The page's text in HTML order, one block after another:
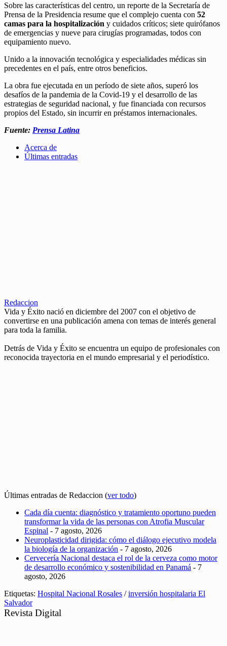
Sobre las características del centro, un reporte de la Secretaría de
Prensa de la Presidencia resume que el complejo cuenta con 52
camas para la hospitalización y cuidados críticos; siete quirófanos
de emergencias y nueve para cirugías programadas, todos con
equipamiento nuevo.
Unido a la innovación tecnológica y especialidades médicas sin
precedentes en el país, entre otros beneficios.
La obra fue ejecutada en un período de siete años, superó los
desafíos de la pandemia de la Covid-19 y el desarrollo de las
estrategias de seguridad nacional, y fue financiada con recursos
propios del Estado, sin incurrir en préstamos internacionales.
Fuente: Prensa Latina
Acerca de
Últimas entradas
Redaccion
Vida y Éxito nació en diciembre del 2007 con el objetivo de
convertirse en una publicación amena con temas de interés general
para toda la familia.
Detrás de Vida y Éxito se encuentra un equipo de profesionales con
reconocida trayectoria en el mundo empresarial y el periodístico.
Últimas entradas de Redaccion (ver todo)
Cada día cuenta: diagnóstico y tratamiento oportuno pueden
transformar la vida de las personas con Atrofia Muscular
Espinal - 7 agosto, 2026
Neuroplasticidad dirigida: cómo el diálogo ejecutivo modela
la biología de la organización - 7 agosto, 2026
Cervecería Nacional destaca el rol de la cerveza como motor
de desarrollo económico y sostenibilidad en Panamá - 7
agosto, 2026
Etiquetas: Hospital Nacional Rosales /inversión hospitalaria El
Salvador
Revista Digital